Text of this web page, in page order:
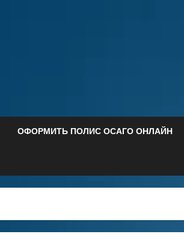
ОФОРМИТЬ ПОЛИС ОСАГО ОНЛАЙН